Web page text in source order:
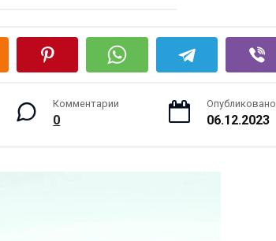
Комментарии
0
Опубликовано
06.12.2023